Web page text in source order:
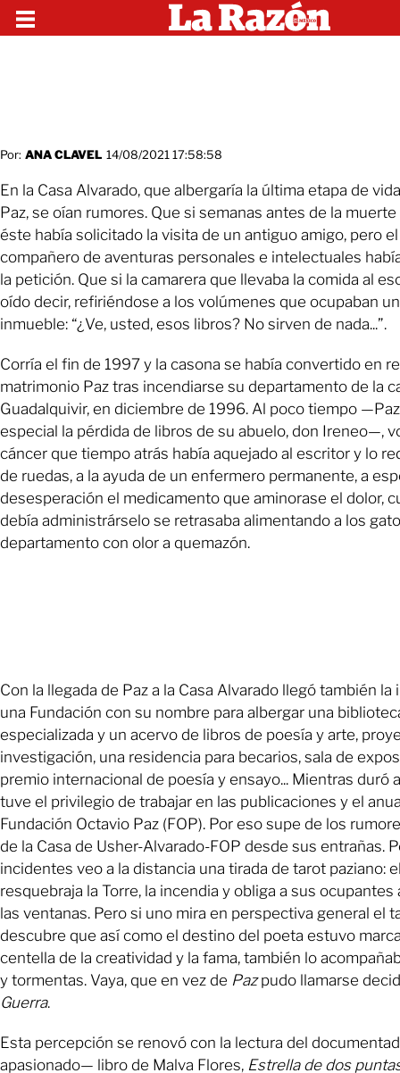
Por: ANA CLAVEL 14/08/2021 17:58:58
En la Casa Alvarado, que albergaría la última etapa de
Paz, se oían rumores. Que si semanas antes de la
éste había solicitado la visita de un antiguo amigo, pero
compañero de aventuras personales e intelectuales
la petición. Que si la camarera que llevaba la comida al
oído decir, refiriéndose a los volúmenes que ocupaban
inmueble: “¿Ve, usted, esos libros? No sirven de nada...”.
Corría el fin de 1997 y la casona se había convertido en
matrimonio Paz tras incendiarse su departamento de la
Guadalquivir, en diciembre de 1996. Al poco tiempo
especial la pérdida de libros de su abuelo, don Ireneo—,
cáncer que tiempo atrás había aquejado al escritor y lo
de ruedas, a la ayuda de un enfermero permanente, a
desesperación el medicamento que aminorase el dolor,
debía administrárselo se retrasaba alimentando a los
departamento con olor a quemazón.
Con la llegada de Paz a la Casa Alvarado llegó también la
una Fundación con su nombre para albergar una
especializada y un acervo de libros de poesía y arte,
investigación, una residencia para becarios, sala de
premio internacional de poesía y ensayo... Mientras duró
tuve el privilegio de trabajar en las publicaciones y el
Fundación Octavio Paz (FOP). Por eso supe de los
de la Casa de Usher-Alvarado-FOP desde sus entrañas.
incidentes veo a la distancia una tirada de tarot paziano:
resquebraja la Torre, la incendia y obliga a sus ocupantes
las ventanas. Pero si uno mira en perspectiva general el
descubre que así como el destino del poeta estuvo
centella de la creatividad y la fama, también lo
y tormentas. Vaya, que en vez de Pazpudo llamarse
Guerra.
Esta percepción se renovó con la lectura del
apasionado— libro de Malva Flores, Estrella de dos